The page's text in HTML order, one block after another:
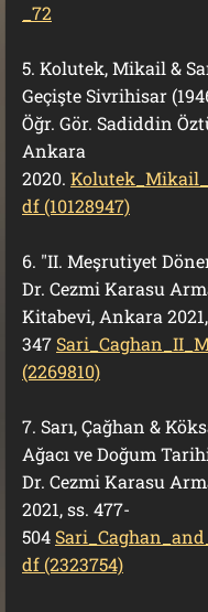
_72
5. Kolutek, Mikail &
Geçişte Sivrihisar
Öğr. Gör. Sadiddin
Ankara
2020.
df (10128947)
6. "II. Meşrutiyet
Dr. Cezmi Karasu
Kitabevi, Ankara
347
(2269810)
7. Sarı, Çağhan &
Ağacı ve Doğum
Dr. Cezmi Karasu
2021, ss. 477-
504
df (2323754)